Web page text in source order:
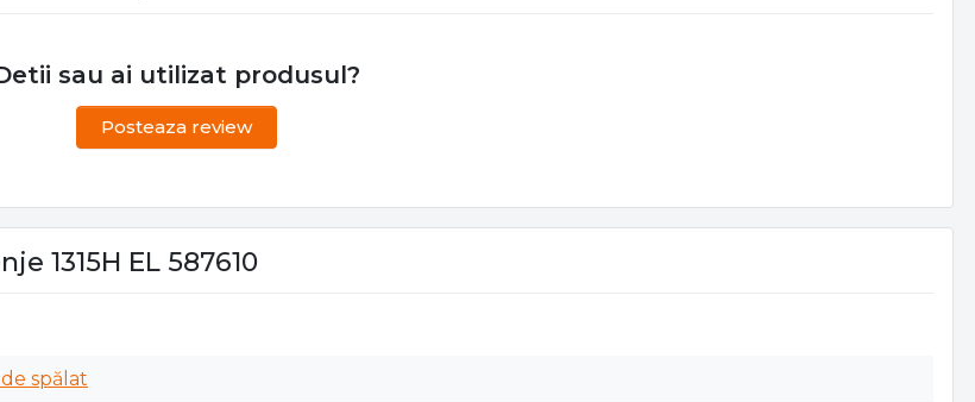
sau ai utilizat produsul?
Posteaza review
1315H EL 587610
spălat